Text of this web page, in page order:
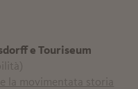
e Touriseum
la movimentata storia